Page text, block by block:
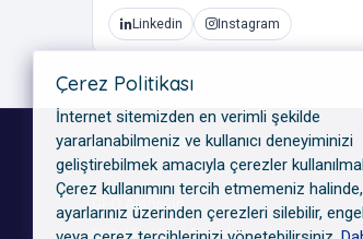
Linkedin Instagram
KATEGORILER
GEO Ajansları
Dijital Reklam Ajansları
Çerez Politikası
İnternet sitemizden en verimli şekilde
yararlanabilmeniz ve kullanıcı deneyiminizi
geliştirebilmek amacıyla çerezler
Çerez kullanımını tercih etmemeniz halinde,
ayarlarınız üzerinden çerezleri silebilir,